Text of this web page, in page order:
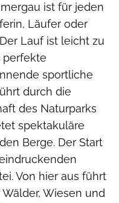
ist für jeden
Läufer oder
Lauf ist leicht zu
perfekte
sportliche
durch die
des Naturparks
spektakuläre
Berge. Der Start
Von hier aus führt
Wiesen und